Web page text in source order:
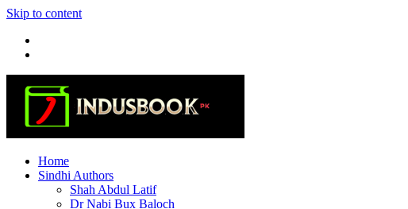
Skip to content
Home
Sindhi Authors
Shah Abdul Latif
Dr Nabi Bux Baloch